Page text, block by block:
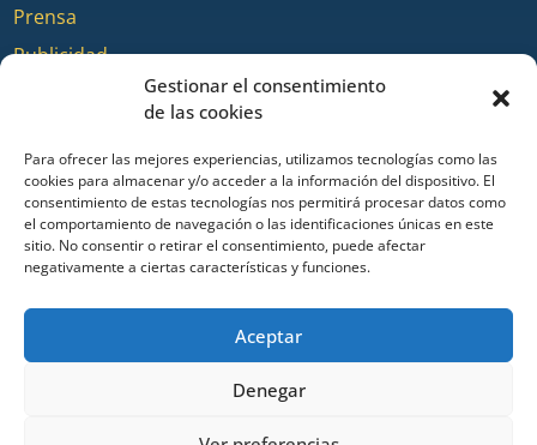
Gestionar el consentimiento
de las cookies
Para ofrecer las mejores experiencias, utilizamos tecnologías como las
cookies para almacenar y/o acceder a la información del dispositivo. El
consentimiento de estas tecnologías nos permitirá procesar datos como
el comportamiento de navegación o las identificaciones únicas en este
sitio. No consentir o retirar el consentimiento, puede afectar
negativamente a ciertas características y funciones.
Aceptar
Denegar
Prensa
Publicidad
Quienes somos
COLABORA
Añadir Evento